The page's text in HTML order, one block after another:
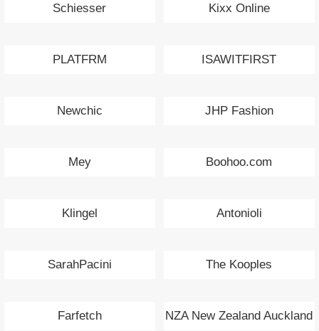
Schiesser Kixx Online
PLATFRM ISAWITFIRST
Newchic JHP Fashion
Mey Boohoo.com
Klingel Antonioli
SarahPacini The Kooples
Farfetch NZA New Zealand Auckland